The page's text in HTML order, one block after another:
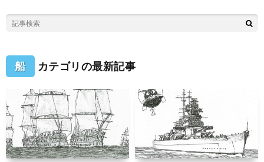
船 カテゴリの最新記事